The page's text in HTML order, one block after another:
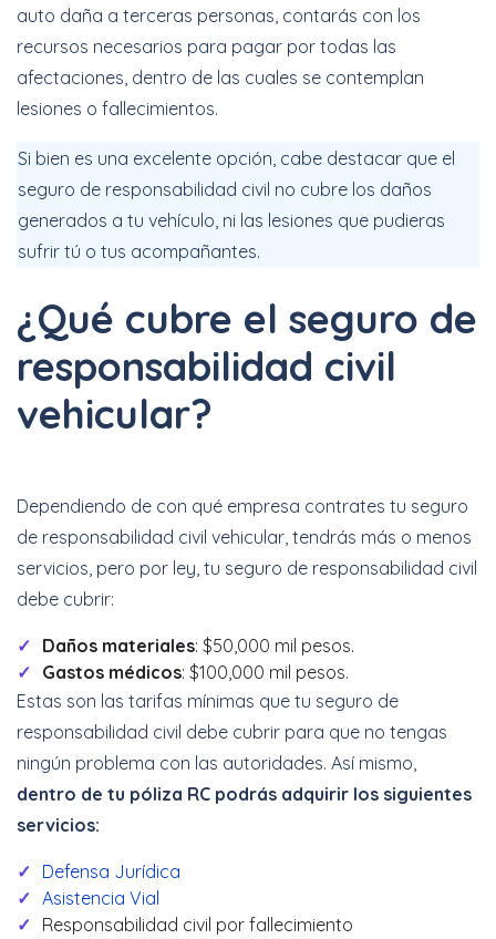
auto daña a terceras personas, contarás con los
recursos necesarios para pagar por todas las
afectaciones, dentro de las cuales se contemplan
lesiones o fallecimientos.
Si bien es una excelente opción, cabe destacar que el
seguro de responsabilidad civil no cubre los daños
generados a tu vehículo, ni las lesiones que pudieras
sufrir tú o tus acompañantes.
¿Qué cubre el seguro de
responsabilidad civil
vehicular?
Dependiendo de con qué empresa contrates tu seguro
de responsabilidad civil vehicular, tendrás más o menos
servicios, pero por ley, tu seguro de responsabilidad civil
debe cubrir:
Daños materiales: $50,000 mil pesos.
Gastos médicos: $100,000 mil pesos.
Estas son las tarifas mínimas que tu seguro de
responsabilidad civil debe cubrir para que no tengas
ningún problema con las autoridades. Así mismo,
dentro de tu póliza RC podrás adquirir los siguientes
servicios:
Defensa Jurídica
Asistencia Vial
Responsabilidad civil por fallecimiento